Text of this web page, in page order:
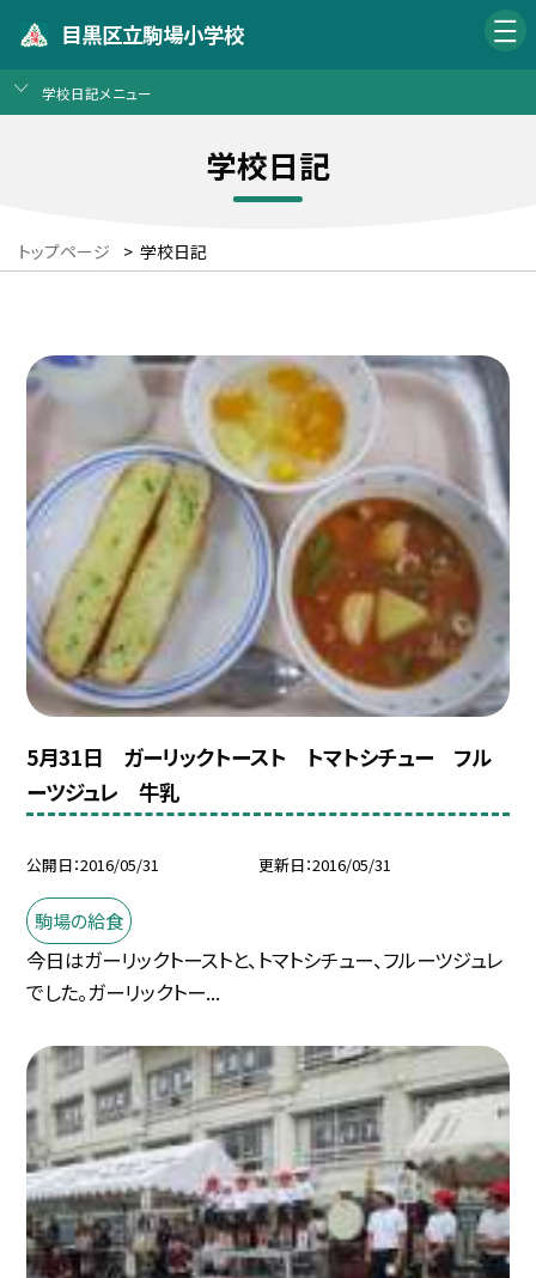
目黒区立駒場小学校
学校日記メニュー
学校日記
トップページ > 学校日記
5月31日 ガーリックトースト トマトシチュー フル
ーツジュレ 牛乳
公開日 2016/05/31 更新日 2016/05/31
駒場の給食
今日はガーリックトーストと、トマトシチュー、フルーツジュレ
でした。ガーリックトー...